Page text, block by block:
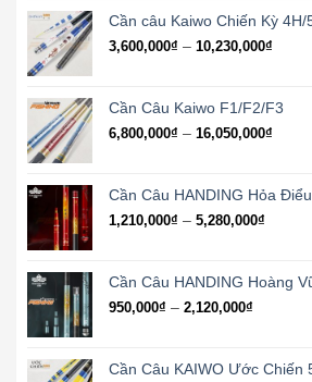
Cần câu Kaiwo Chiến Kỳ 4H/
3,600,000₫ – 10,230,000₫
Cần Câu Kaiwo F1/F2/F3
6,800,000₫ – 16,050,000₫
Cần Câu HANDING Hỏa
1,210,000₫ – 5,280,000₫
Cần Câu HANDING Hoàng
950,000₫ – 2,120,000₫
Cần Câu KAIWO Ước Chiến